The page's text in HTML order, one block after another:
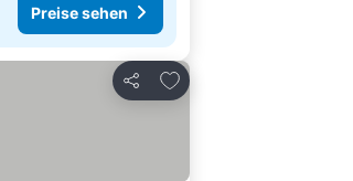
Preise sehen
Teilen
Zu Favoriten hinzufügen